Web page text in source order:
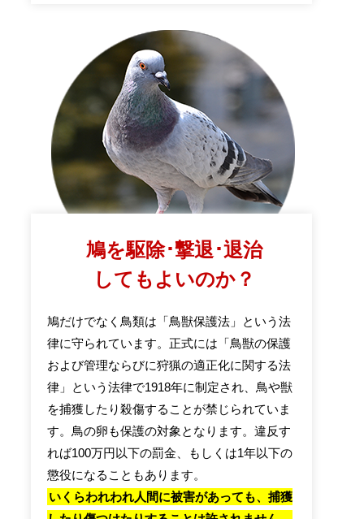
鳩を駆除･撃退･退治
してもよいのか？
鳩だけでなく鳥類は「鳥獣保護法」という法
律に守られています。正式には「鳥獣の保護
および管理ならびに狩猟の適正化に関する法
律」という法律で1918年に制定され、鳥や獣
を捕獲したり殺傷することが禁じられていま
す。鳥の卵も保護の対象となります。違反す
れば100万円以下の罰金、もしくは1年以下の
懲役になることもあります。
いくらわれわれ人間に被害があっても、捕獲